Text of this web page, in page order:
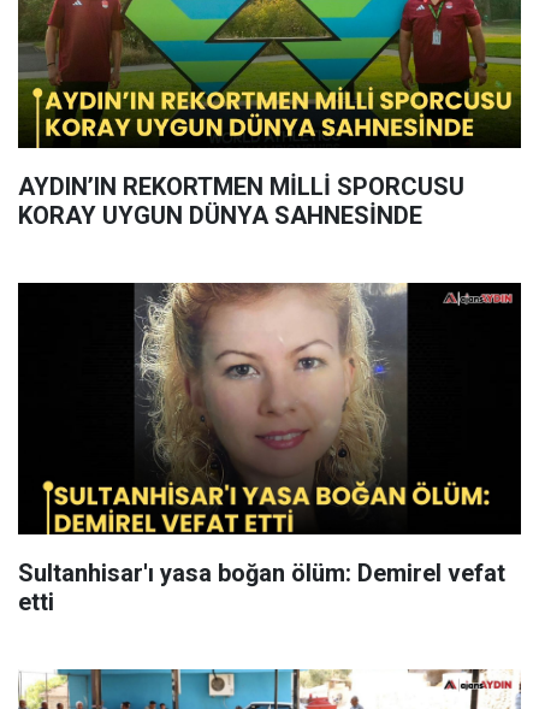
AYDIN’IN REKORTMEN MİLLİ SPORCUSU
KORAY UYGUN DÜNYA SAHNESİNDE
Sultanhisar'ı yasa boğan ölüm: Demirel vefat
etti